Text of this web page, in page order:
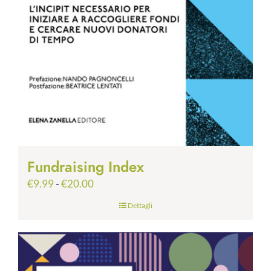
Fundraising Index
€9.99-€20.00Fascia
prezzo:
€9.99
a
Dettagli